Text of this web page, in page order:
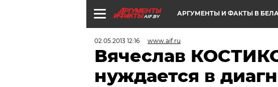
AIF.BY АРГУМЕНТЫ И ФАКТЫ В
02.05.2013 12:16 www.aif.ru
Вячеслав
нуждается в